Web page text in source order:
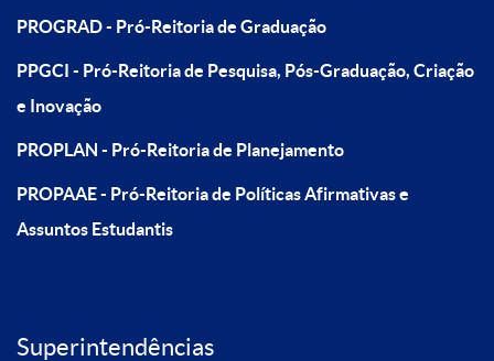
PROGRAD - Pró-Reitoria de Graduação
PPGCI - Pró-Reitoria de Pesquisa, Pós-Graduação, Criação
e Inovação
PROPLAN - Pró-Reitoria de Planejamento
PROPAAE - Pró-Reitoria de Políticas Afirmativas e
Assuntos Estudantis
Superintendências